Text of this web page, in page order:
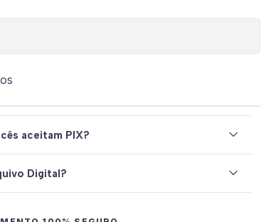
aceitam PIX?
Digital?